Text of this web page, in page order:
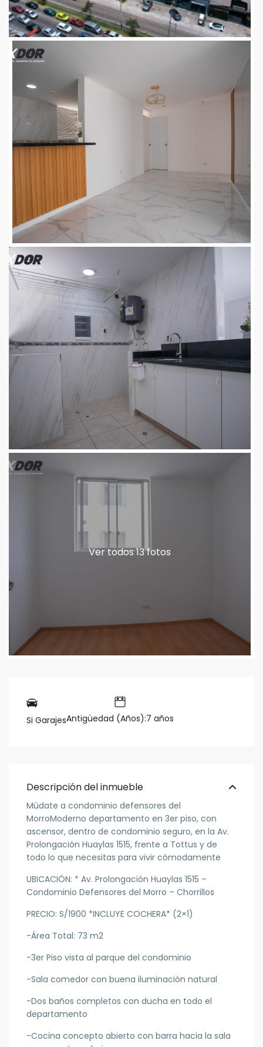
Ver todos 13 fotos
Si GarajesAntigüedad (Años):7 años
Descripción del inmueble
Múdate a condominio defensores del
MorroModerno departamento en 3er piso, con
ascensor, dentro de condominio seguro, en la Av.
Prolongación Huaylas 1515, frente a Tottus y de
todo lo que necesitas para vivir cómodamente
UBICACIÓN: * Av. Prolongación Huaylas 1515 –
Condominio Defensores del Morro – Chorrillos
PRECIO: S/1900 *INCLUYE COCHERA* (2×1)
-Área Total: 73 m2
-3er Piso vista al parque del condominio
-Sala comedor con buena iluminación natural
-Dos baños completos con ducha en todo el
departamento
-Cocina concepto abierto con barra hacia la sala